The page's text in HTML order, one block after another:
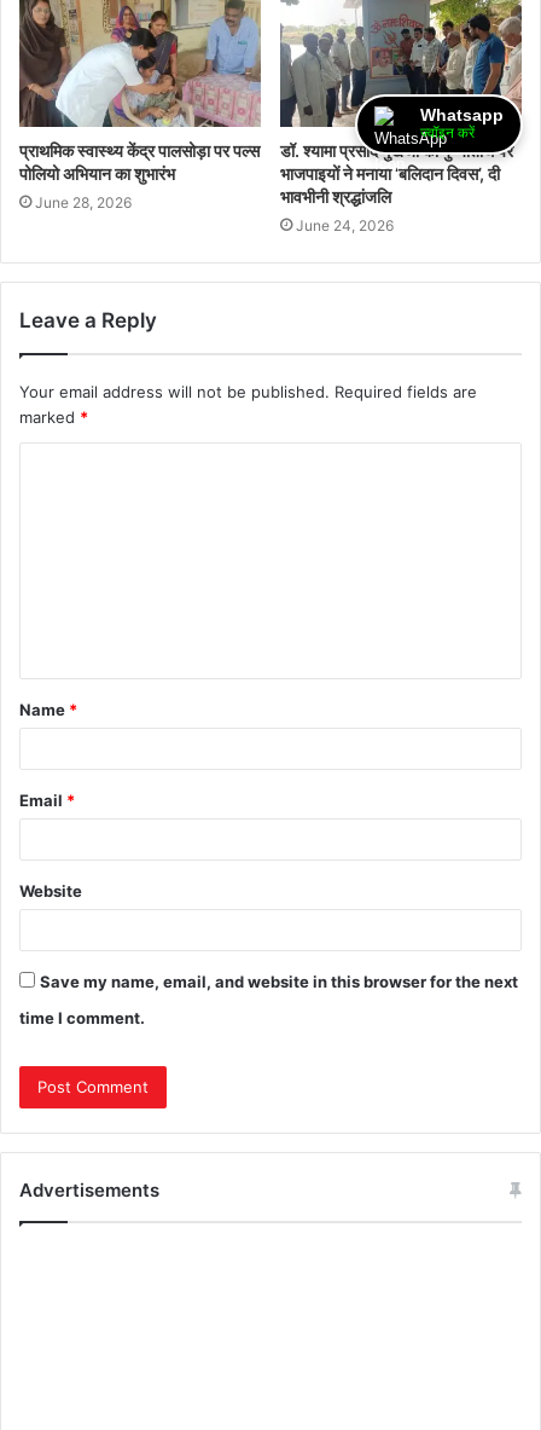
प्राथमिक स्वास्थ्य केंद्र पालसोड़ा पर पल्स
पोलियो अभियान का शुभारंभ
June 28, 2026
​डॉ. श्यामा प्रसाद मुखर्जी की पुण्यतिथि पर
भाजपाइयों ने मनाया ‘बलिदान दिवस’, दी
भावभीनी श्रद्धांजलि
June 24, 2026
Leave a Reply
Your email address will not be published. Required fields are
marked *
Name *
Email *
Website
Save my name, email, and website in this browser for the next
time I comment.
Advertisements
Whatsapp
ज्वॉइन करें